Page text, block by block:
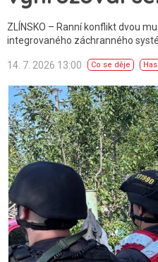
ZLÍNSKO – Ranní konflikt dvou
integrovaného záchranného
14. 7. 2026 13:00 Co se děje